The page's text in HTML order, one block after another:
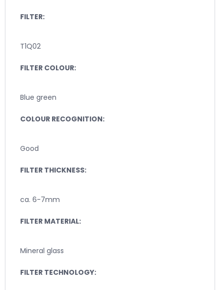
FILTER:
T1Q02
FILTER COLOUR:
Blue green
COLOUR RECOGNITION:
Good
FILTER THICKNESS:
ca. 6-7mm
FILTER MATERIAL:
Mineral glass
FILTER TECHNOLOGY: